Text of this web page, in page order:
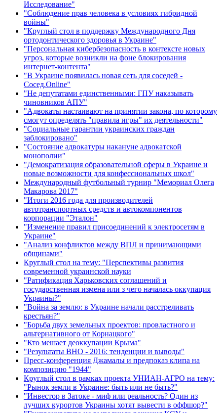
Исследование"
"Соблюдение прав человека в условиях гибридной
войны"
"Круглый стол в поддержку Международного Дня
ортодонтического здоровья в Украине"
"Персональная кибербезопасность в контексте новых
угроз, которые возникли на фоне блокирования
интернет-контента"
"В Украине появилась новая сеть для соседей -
Сосед.Online"
"Не депутатами единственными: ГПУ наказывать
чиновников АПУ"
"Адвокаты настаивают на принятии закона, по которому
смогут определять "правила игры" их деятельности"
"Социальные гарантии украинских граждан
заблокировано"
"Состояние адвокатуры накануне адвокатской
монополии"
"Демократизация образовательной сферы в Украине и
новые возможности для конфессиональных школ"
Международный футбольный турнир "Мемориал Олега
Макарова 2017"
"Итоги 2016 года для производителей
автотранспортных средств и автокомпонентов
корпорации "Эталон"
"Изменение правил присоединений к электросетям в
Украине"
"Анализ конфликтов между ВПЛ и принимающими
общинами"
Круглый стол на тему: "Перспективы развития
современной украинской науки
"Ратификация Харьковских соглашений и
государственная измена или з чего началась оккупация
Украины?"
"Война за землю: в Украине начали расстреливать
крестьян?"
"Борьба двух земельных проектов: провластного и
альтернативного от Корнацкого"
"Кто мешает деоккупации Крыма"
"Результаты ВНО - 2016: тенденции и выводы"
Пресс-конференция Джамалы и предпоказ клипа на
композицию "1944"
Круглый стол в рамках проекта УНИАН-АГРО на тему:
"Рынок земли в Украине: быть или не быть?"
"Инвестор в Затоке - миф или реальность? Один из
лучших курортов Украины хотят вывести в оффшор?"